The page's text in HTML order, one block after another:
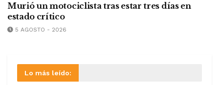
Murió un motociclista tras estar tres días en
estado crítico
5 AGOSTO - 2026
Lo más leído: